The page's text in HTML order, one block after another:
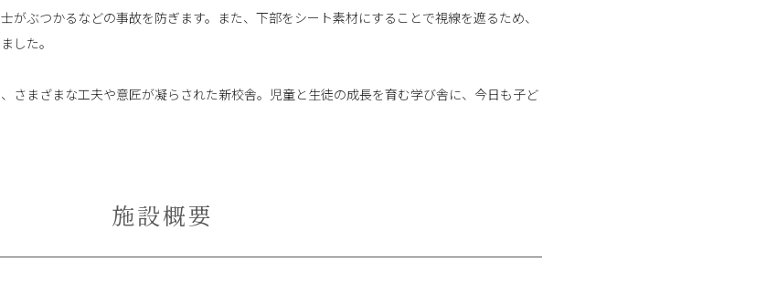
がぶつかるなどの事故を防ぎます。また、下部をシート素材にすることで視線を遮るため、
した。
さまざまな工夫や意匠が凝らされた新校舎。児童と生徒の成長を育む学び舎に、今日も子ど
施設概要